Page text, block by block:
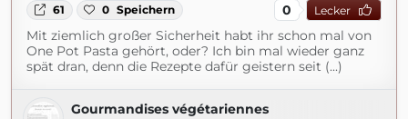
61 0 Speichern 0 Lecker
Mit ziemlich großer Sicherheit habt ihr schon mal von
One Pot Pasta gehört, oder? Ich bin mal wieder ganz
spät dran, denn die Rezepte dafür geistern seit (...)
Gourmandises végétariennes